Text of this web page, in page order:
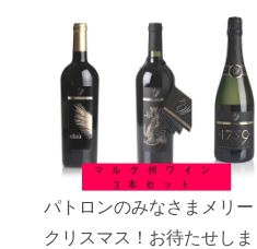
パトロンのみなさまメリー
クリスマス！お待たせしま